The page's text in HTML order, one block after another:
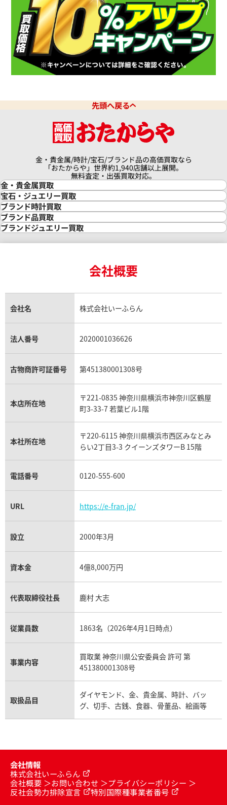
先頭へ戻る
金・貴金属/時計/宝石/ブランド品の高価買取なら
「おたからや」世界約1,940店舗以上展開。
無料査定・出張買取対応。
金・貴金属買取
金買取
金の相場価格情報
金の参考買取価格一覧
インゴット買取
インゴットの相場価格情報
24金買取
金貨買取
貴金属買取
銀・シルバー買取
パラジウム買取
宝石・ジュエリー買取
宝石・ジュエリー買取
ダイヤモンド買取
ダイヤモンド・宝石の参考価格一覧
リング・結婚指輪買取
エメラルド買取
トパーズ買取
タンザナイト買取
キャッツアイ買取
アクアマリン買取
ブランド時計買取
時計買取
ロレックス買取
ロレックス デイトナ買取
ロレックス サブマリーナー買取
ロレックス エクスプローラー買取
ロレックス デイトジャスト買取
パテック フィリップノーチラス買取
ヴァシュロン・コンスタンタン買取
オメガ買取
カルティエ買取
フランク ミュラー買取
リシャール・ミル買取
パネライ買取
チューダー（チュードル）買取
ブランド品買取
ブランド買取
シャネル マトラッセ買取
セリーヌ買取
プラダ買取
ブランドジュエリー買取
ヴァンクリーフ＆アーペル買取
ショーメ買取
ダミアーニ買取
モーブッサン買取
会社概要
会社名 株式会社いーふらん
法人番号 2020001036626
古物商許可証番号 第451380001308号
本店所在地
〒221-0835 神奈川県横浜市神奈川区鶴屋
町3-33-7 若葉ビル1階
本社所在地
〒220-6115 神奈川県横浜市西区みなとみ
らい2丁目3-3 クイーンズタワーB 15階
電話番号 0120-555-600
URL https://e-fran.jp/
設立 2000年3月
資本金 4億8,000万円
代表取締役社長 鹿村 大志
従業員数 1863名（2026年4月1日時点）
事業内容
買取業 神奈川県公安委員会 許可 第
451380001308号
取扱品目
ダイヤモンド、金、貴金属、時計、バッ
グ、切手、古銭、食器、骨董品、絵画等
会社情報
株式会社いーふらん
会社概要
お問い合わせ
プライバシーポリシー
反社会勢力排除宣言
特別国際種事業者番号